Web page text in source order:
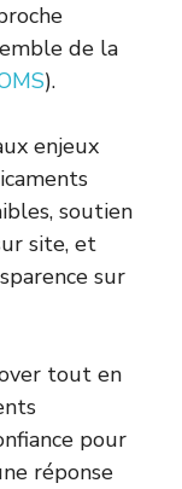
de la
).
enjeux
soutien
site, et
sur
tout en
pour
réponse